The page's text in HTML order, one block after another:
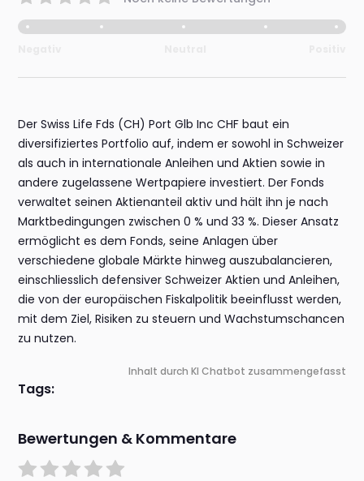
Der Swiss Life Fds (CH) Port Glb Inc CHF baut ein
diversifiziertes Portfolio auf, indem er sowohl in Schweizer
als auch in internationale Anleihen und Aktien sowie in
andere zugelassene Wertpapiere investiert. Der Fonds
verwaltet seinen Aktienanteil aktiv und hält ihn je nach
Marktbedingungen zwischen 0 % und 33 %. Dieser Ansatz
ermöglicht es dem Fonds, seine Anlagen über
verschiedene globale Märkte hinweg auszubalancieren,
einschliesslich defensiver Schweizer Aktien und Anleihen,
die von der europäischen Fiskalpolitik beeinflusst werden,
mit dem Ziel, Risiken zu steuern und Wachstumschancen
zu nutzen.
Inhalt durch KI Chatbot zusammengefasst
Tags:
Bewertungen & Kommentare